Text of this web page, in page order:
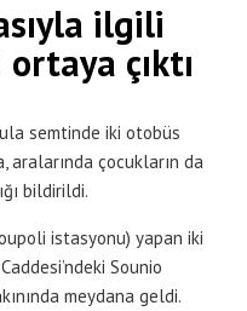
ilgili
çıktı
semtinde iki otobüs
aralarında çocukların da
bildirildi.
istasyonu) yapan iki
Sounio
meydana geldi.